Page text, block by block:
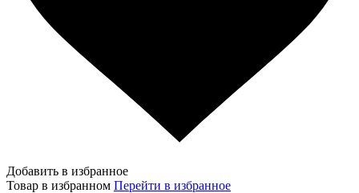
Добавить в избранное
Товар в избранном Перейти в избранное